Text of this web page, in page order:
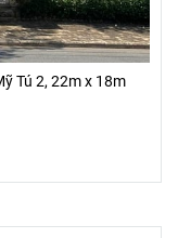
Biệt thự mặt tiền Lý Long Tường khu Mỹ Tú 2, 22m x 18m